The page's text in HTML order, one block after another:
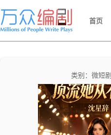
首页
类别：微短剧